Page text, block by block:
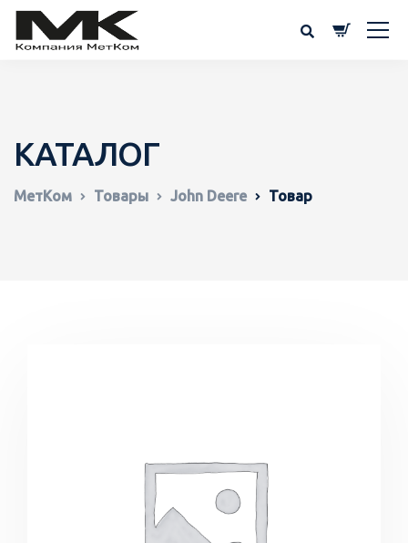
КАТАЛОГ
МетКом Товары John Deere Товар